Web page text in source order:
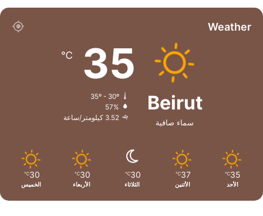
Weather
Beirut
سماء صافية
35
℃
35º - 30º
57%
3.52 كيلومتر/ساعة
35
℃
الأحد
37
℃
الأثنين
30
℃
الثلاثاء
30
℃
الأربعاء
30
℃
الخميس